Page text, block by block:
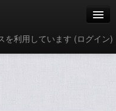
を利用しています (ログイン)